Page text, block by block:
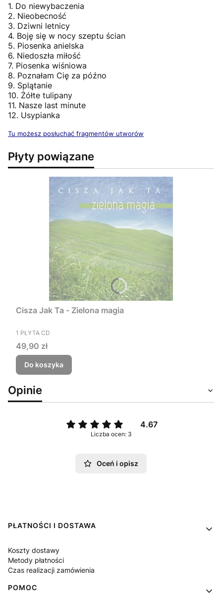
1. Do niewybaczenia
2. Nieobecność
3. Dziwni letnicy
4. Boję się w nocy szeptu ścian
5. Piosenka anielska
6. Niedoszła miłość
7. Piosenka wiśniowa
8. Poznałam Cię za późno
9. Splątanie
10. Żółte tulipany
11. Nasze last minute
12. Usypianka
Tu możesz posłuchać fragmentów utworów
Płyty powiązane
Cisza Jak Ta - Zielona magia
PRODUCENT
1 PŁYTA CD
Cena
49,90 zł
Do koszyka
Opinie
4.67
Liczba ocen: 3
Oceń i opisz
Linki w stopce
PŁATNOŚCI I DOSTAWA
Koszty dostawy
Metody płatności
Czas realizacji zamówienia
POMOC